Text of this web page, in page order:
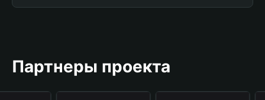
Партнеры проекта